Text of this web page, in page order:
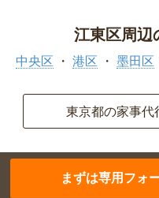
江東区周辺
中央区 港区 墨田区
東京都の家事代
まずは専用フォ